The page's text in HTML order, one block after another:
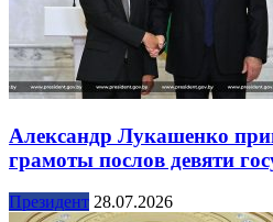
Александр Лукашенко
грамоты послов девяти
Президент 28.07.2026